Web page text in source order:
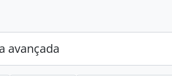
avançada